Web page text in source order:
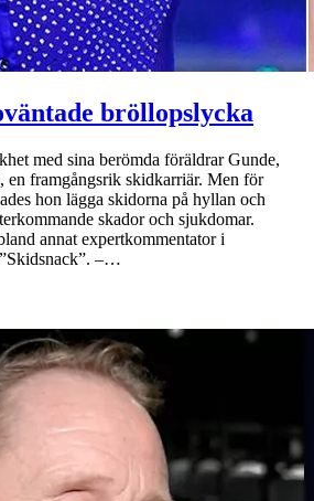
bröllopslycka
med sina berömda föräldrar Gunde,
en framgångsrik skidkarriär. Men för
hon lägga skidorna på hyllan och
skador och sjukdomar.
annat expertkommentator i
–…